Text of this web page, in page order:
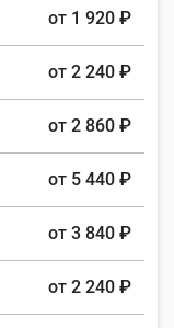
от 1 920 ₽
от 2 240 ₽
от 2 860 ₽
от 5 440 ₽
от 3 840 ₽
от 2 240 ₽